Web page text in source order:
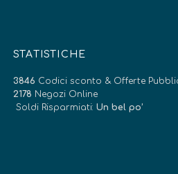
STATISTICHE
3846 Codici sconto & Offerte
2178 Negozi Online
Soldi Risparmiati: Un bel po’